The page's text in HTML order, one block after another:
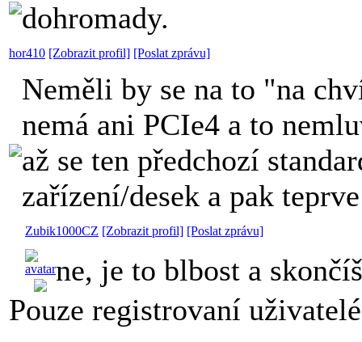
dohromady.
hor410 [Zobrazit profil] [Poslat zprávu]
Neměli by se na to "na
nemá ani PCIe4 a to
až se ten předchozí
zařízení/desek a pak
Zubik1000CZ [Zobrazit profil] [Poslat zprávu]
ne, je to blbost a
Pouze registrovaní